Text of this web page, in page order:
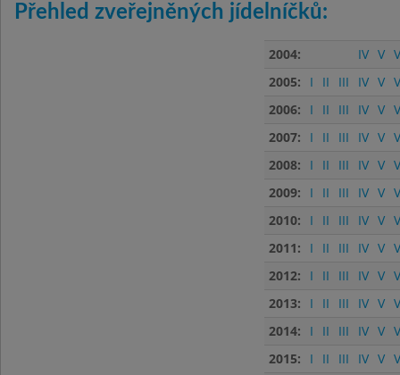
Přehled zveřejněných jídelníčků:
2004: IV V
2005:
I II III IV V
2006:
I II III IV V
2007:
I II III IV V
2008:
I II III IV V
2009:
I II III IV V
2010:
I II III IV V
2011:
I II III IV V
2012:
I II III IV V
2013:
I II III IV V
2014:
I II III IV V
2015:
I II III IV V